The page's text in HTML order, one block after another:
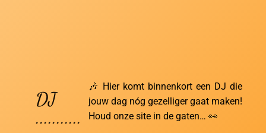
DJ
...........
🎶 Hier komt binnenkort een DJ die
jouw dag nóg gezelliger gaat maken!
Houd onze site in de gaten… 👀